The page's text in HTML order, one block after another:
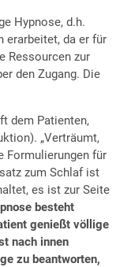
Hypnose, d.h.
erarbeitet, da er für
Ressourcen zur
den Zugang. Die
dem Patienten,
„Verträumt,
Formulierungen für
zum Schlaf ist
es ist zur Seite
besteht
genießt völlige
nach innen
zu beantworten,